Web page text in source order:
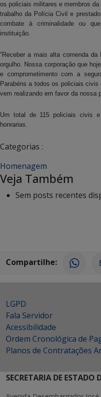
os policiais militares e membros
trabalho da Polícia Civil e
combate à criminalidade ou
instituição.
“Receber a mais alta comenda
orgulho. Nossa corporação que
e comprometimento com a
Parabéns a todos os policiais
vem realizando em favor da nossa
Um total de 115 policiais civis e
honrarias.
Categorias :
Homenagem
Veja Também
Sem posts recentes
Compartilhe:
LGPD
Fala Servidor
Acessibilidade
Ordem Cronológica de
Planos de Contratações
SECRETARIA DE